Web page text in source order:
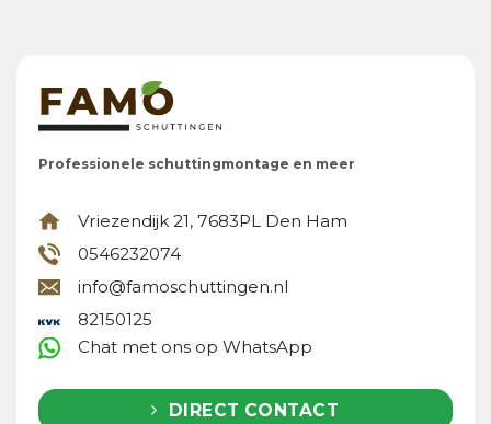
Professionele schuttingmontage en meer
Vriezendijk 21, 7683PL Den Ham
0546232074
info@famoschuttingen.nl
82150125
Chat met ons op WhatsApp
DIRECT CONTACT